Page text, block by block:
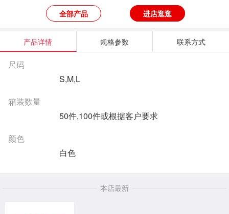
全部产品 进店逛逛
产品详情 规格参数 联系方式
尺码
S,M,L
箱装数量
50件,100件或根据客户要求
颜色
白色
本店最新